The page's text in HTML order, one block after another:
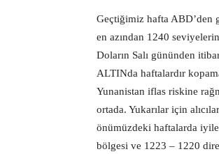
Geçtiğimiz hafta ABD’den
en azından 1240
Doların Salı gününden
ALTINda haftalardır
Yunanistan iflas riskine
ortada. Yukarılar için
önümüzdeki haftalarda
bölgesi ve 1223 – 1220